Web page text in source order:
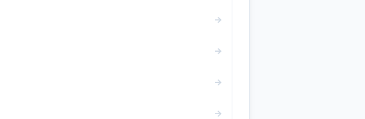
→
→
→
→